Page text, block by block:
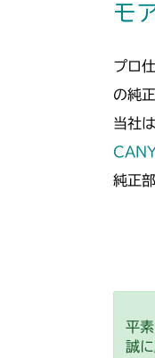
モ
プロ
の純
当社は
純正
平
誠